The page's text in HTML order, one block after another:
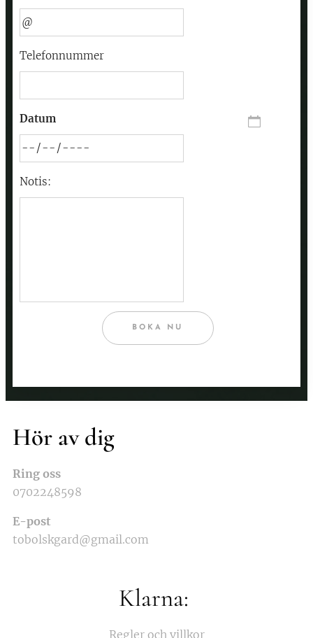
Telefonnummer
Datum
Notis:
BOKA NU
Hör av dig
Ring oss
0702248598
E-post
tobolskgard@gmail.com
Klarna:
Regler och villkor